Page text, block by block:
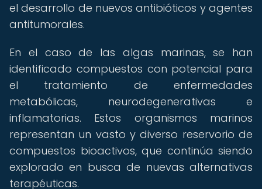
el desarrollo de nuevos antibióticos y agentes
antitumorales.
En el caso de las algas marinas, se han
identificado compuestos con potencial para
el tratamiento de enfermedades
metabólicas, neurodegenerativas e
inflamatorias. Estos organismos marinos
representan un vasto y diverso reservorio de
compuestos bioactivos, que continúa siendo
explorado en busca de nuevas alternativas
terapéuticas.